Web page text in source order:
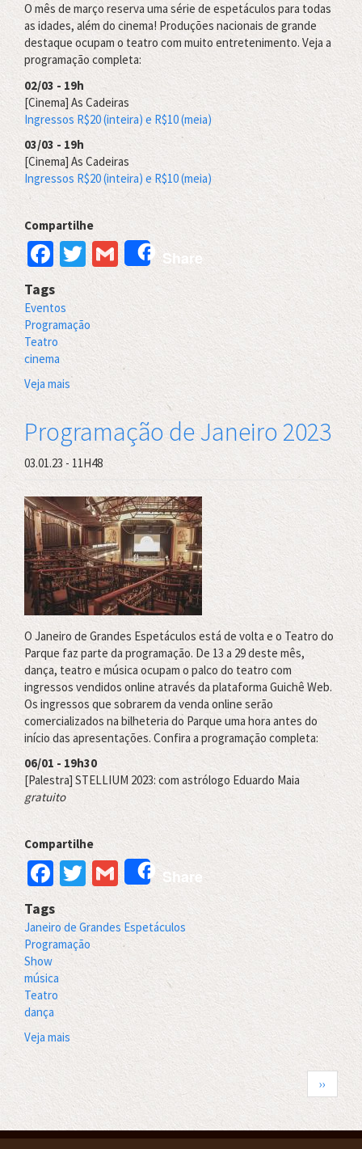
O mês de março reserva uma série de espetáculos para todas
as idades, além do cinema! Produções nacionais de grande
destaque ocupam o teatro com muito entretenimento. Veja a
programação completa:
02/03 - 19h
[Cinema] As Cadeiras
Ingressos R$20 (inteira) e R$10 (meia)
03/03 - 19h
[Cinema] As Cadeiras
Ingressos R$20 (inteira) e R$10 (meia)
Compartilhe
Facebook
TwitterGmailShare
Tags
Eventos
Programação
Teatro
cinema
Veja mais sobre
Programação
Março
Teatro
Parque
Programação de Janeiro 2023
03.01.23 - 11H48
O Janeiro de Grandes Espetáculos está de volta e o Teatro do
Parque faz parte da programação. De 13 a 29 deste mês,
dança, teatro e música ocupam o palco do teatro com
ingressos vendidos online através da plataforma Guichê Web.
Os ingressos que sobrarem da venda online serão
comercializados na bilheteria do Parque uma hora antes do
início das apresentações. Confira a programação completa:
06/01 - 19h30
[Palestra] STELLIUM 2023: com astrólogo Eduardo Maia
gratuito
Compartilhe
Facebook
TwitterGmailShare
Tags
Janeiro de Grandes Espetáculos
Programação
Show
música
Teatro
dança
Veja maissobre
2023
Paginação
Próxima
página
››